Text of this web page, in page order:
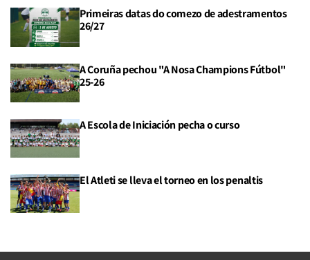
Primeiras datas do comezo de adestramentos
26/27
A Coruña pechou "A Nosa Champions Fútbol"
25-26
A Escola de Iniciación pecha o curso
El Atleti se lleva el torneo en los penaltis